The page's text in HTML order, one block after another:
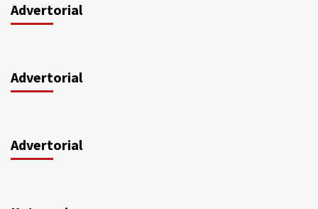
Advertorial
Advertorial
Advertorial